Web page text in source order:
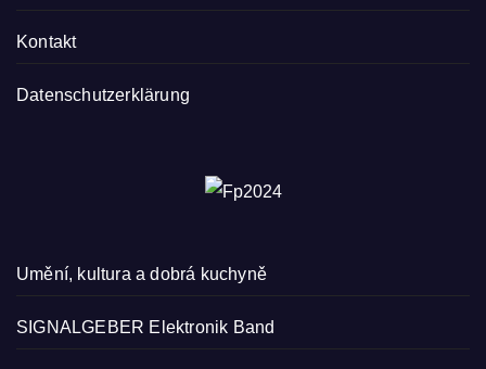
Kontakt
Datenschutzerklärung
Umění, kultura a dobrá kuchyně
SIGNALGEBER Elektronik Band